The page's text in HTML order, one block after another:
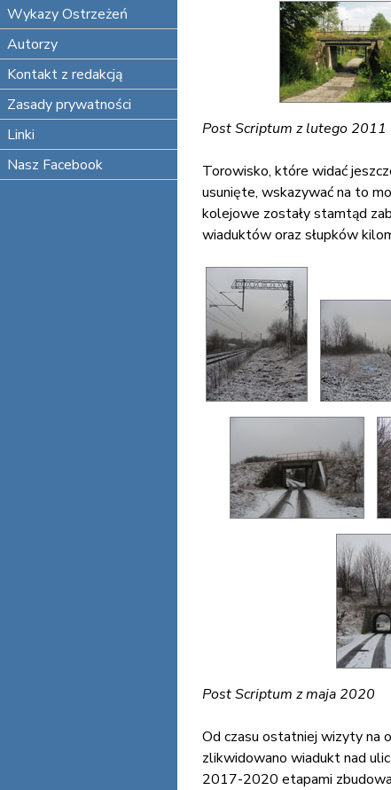
Wykazy Ostrzeżeń
Autorzy
Kontakt z redakcją
Zasady prywatności
Linki
Nasz Facebook
Post Scriptum z lutego 2011
Torowisko, które widać
usunięte, wskazywać na to
kolejowe zostały stamtąd
wiaduktów oraz słupków
Post Scriptum z maja 2020
Od czasu ostatniej wizyty na
zlikwidowano wiadukt nad
2017-2020 etapami